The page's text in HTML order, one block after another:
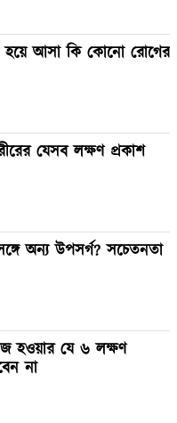
হয়ে আসা কি কোনো রোগের
যেসব লক্ষণ প্রকাশ
অন্য উপসর্গ? সচেতনতা
হওয়ার যে ৬ লক্ষণ
না